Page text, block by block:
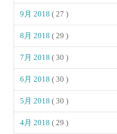
9月 2018( 27 )
8月 2018( 29 )
7月 2018( 30 )
6月 2018( 30 )
5月 2018( 30 )
4月 2018( 29 )